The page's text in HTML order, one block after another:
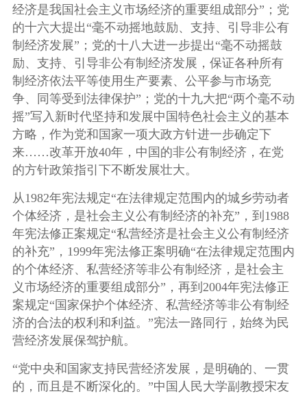
经济是我国社会主义市场经济的重要组成部分”；党
的十六大提出“毫不动摇地鼓励、支持、引导非公有
制经济发展”；党的十八大进一步提出“毫不动摇鼓
励、支持、引导非公有制经济发展，保证各种所有
制经济依法平等使用生产要素、公平参与市场竞
争、同等受到法律保护”；党的十九大把“两个毫不动
摇”写入新时代坚持和发展中国特色社会主义的基本
方略，作为党和国家一项大政方针进一步确定下
来……改革开放40年，中国的非公有制经济，在党
的方针政策指引下不断发展壮大。
从1982年宪法规定“在法律规定范围内的城乡劳动者
个体经济，是社会主义公有制经济的补充”，到1988
年宪法修正案规定“私营经济是社会主义公有制经济
的补充”，1999年宪法修正案明确“在法律规定范围内
的个体经济、私营经济等非公有制经济，是社会主
义市场经济的重要组成部分”，再到2004年宪法修正
案规定“国家保护个体经济、私营经济等非公有制经
济的合法的权利和利益。”宪法一路同行，始终为民
营经济发展保驾护航。
“党中央和国家支持民营经济发展，是明确的、一贯
的，而且是不断深化的。”中国人民大学副教授宋友